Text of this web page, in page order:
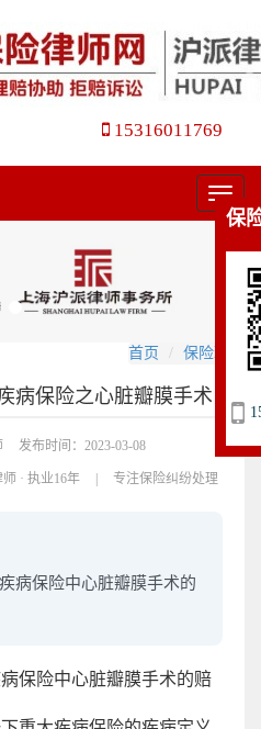
15316011769
菜
单
首页 保险理赔
病保险之心脏瓣膜手术
发布时间：2023-03-08
· 执业16年 | 专注保险纠纷处理
病保险中心脏瓣膜手术的
保险中心脏瓣膜手术的赔
保